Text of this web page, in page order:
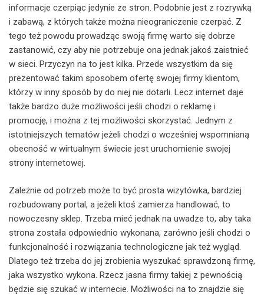
informacje czerpiąc jedynie ze stron. Podobnie jest z rozrywką
i zabawą, z których także można nieograniczenie czerpać. Z
tego też powodu prowadząc swoją firmę warto się dobrze
zastanowić, czy aby nie potrzebuje ona jednak jakoś zaistnieć
w sieci. Przyczyn na to jest kilka. Przede wszystkim da się
prezentować takim sposobem ofertę swojej firmy klientom,
którzy w inny sposób by do niej nie dotarli. Lecz internet daje
także bardzo duże możliwości jeśli chodzi o reklamę i
promocję, i można z tej możliwości skorzystać. Jednym z
istotniejszych tematów jeżeli chodzi o wcześniej wspomnianą
obecność w wirtualnym świecie jest uruchomienie swojej
strony internetowej.
Zależnie od potrzeb może to być prosta wizytówka, bardziej
rozbudowany portal, a jeżeli ktoś zamierza handlować, to
nowoczesny sklep. Trzeba mieć jednak na uwadze to, aby taka
strona została odpowiednio wykonana, zarówno jeśli chodzi o
funkcjonalność i rozwiązania technologiczne jak też wygląd.
Dlatego też trzeba do jej zrobienia wyszukać sprawdzoną firmę,
jaka wszystko wykona. Rzecz jasna firmy takiej z pewnością
będzie się szukać w internecie. Możliwości na to znajdzie się